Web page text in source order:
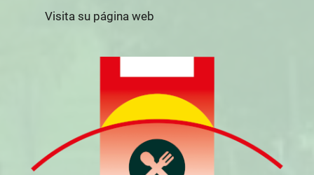
Visita su página web